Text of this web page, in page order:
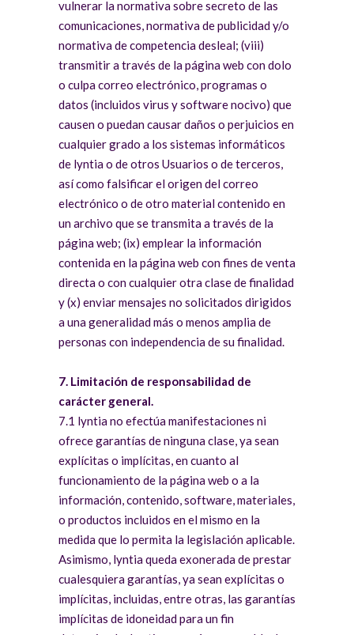
vulnerar la normativa sobre secreto de las
comunicaciones, normativa de publicidad y/o
normativa de competencia desleal; (viii)
transmitir a través de la página web con dolo
o culpa correo electrónico, programas o
datos (incluidos virus y software nocivo) que
causen o puedan causar daños o perjuicios en
cualquier grado a los sistemas informáticos
de lyntia o de otros Usuarios o de terceros,
así como falsificar el origen del correo
electrónico o de otro material contenido en
un archivo que se transmita a través de la
página web; (ix) emplear la información
contenida en la página web con fines de venta
directa o con cualquier otra clase de finalidad
y (x) enviar mensajes no solicitados dirigidos
a una generalidad más o menos amplia de
personas con independencia de su finalidad.
7. Limitación de responsabilidad de
carácter general.
7.1 lyntia no efectúa manifestaciones ni
ofrece garantías de ninguna clase, ya sean
explícitas o implícitas, en cuanto al
funcionamiento de la página web o a la
información, contenido, software, materiales,
o productos incluidos en el mismo en la
medida que lo permita la legislación aplicable.
Asimismo, lyntia queda exonerada de prestar
cualesquiera garantías, ya sean explícitas o
implícitas, incluidas, entre otras, las garantías
implícitas de idoneidad para un fin